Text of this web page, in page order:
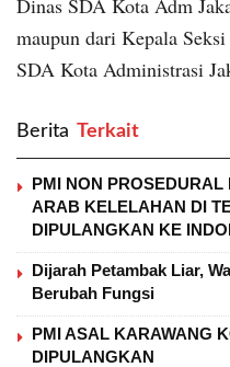
maupun dari Kepala
SDA Kota Administrasi
Berita ‎ Terkait
PMI NON
ARAB KELELAHAN DI
DIPULANGKAN KE
Dijarah Petambak Liar,
Berubah Fungsi
PMI ASAL KARAWANG
DIPULANGKAN